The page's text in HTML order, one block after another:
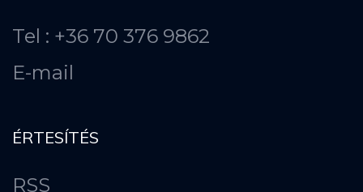
Tel : +36 70 376 9862
E-mail
ÉRTESÍTÉS
RSS